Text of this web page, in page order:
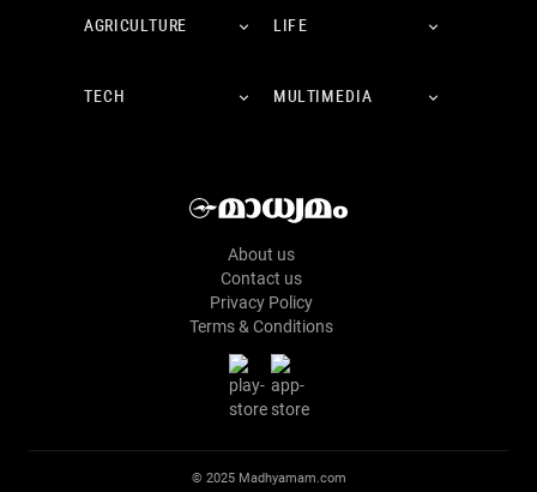
AGRICULTURE LIFE
TECH MULTIMEDIA
About us
Contact us
Privacy Policy
Terms & Conditions
© 2025 Madhyamam.com